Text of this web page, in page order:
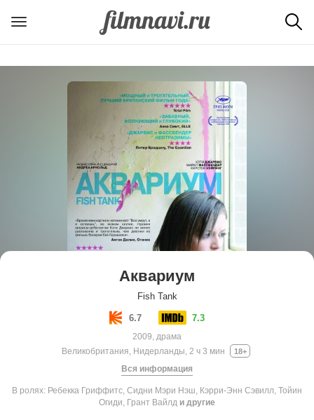
Аквариум
Fish Tank
6.7 7.3
2009, драма
Великобритания, Нидерланды, 2 ч 3 мин
18+
Вся информация
В ролях: Ребекка Гриффитс, Сидни Мэри Нэш, Кэрри-Энн Сэвилл, Тойин
Огиди, Грант Вайлд и другие